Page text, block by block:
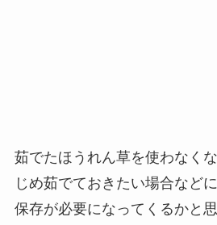
茹でたほうれん草を使わなく
じめ茹でておきたい場合などに
保存が必要になってくるかと思